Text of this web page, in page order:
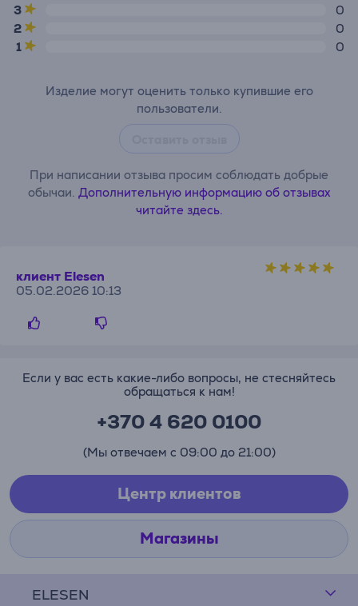
3
0
2
0
1
0
Изделие могут оценить только купившие его
пользователи.
При написании отзыва просим соблюдать добрые
обычаи. Дополнительную информацию об отзывах
читайте здесь.
клиент Elesen
05.02.2026 10:13
ELESEN
Если у вас есть какие-либо вопросы, не стесняйтесь
обращаться к нам!
+370 4 620 0100
(Мы отвечаем с 09:00 до 21:00)
Центр клиентов
Магазины